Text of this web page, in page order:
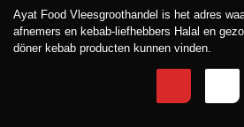
Ayat Food Vleesgroothandel is het adres
afnemers en kebab-liefhebbers Halal en
döner kebab producten kunnen vinden.